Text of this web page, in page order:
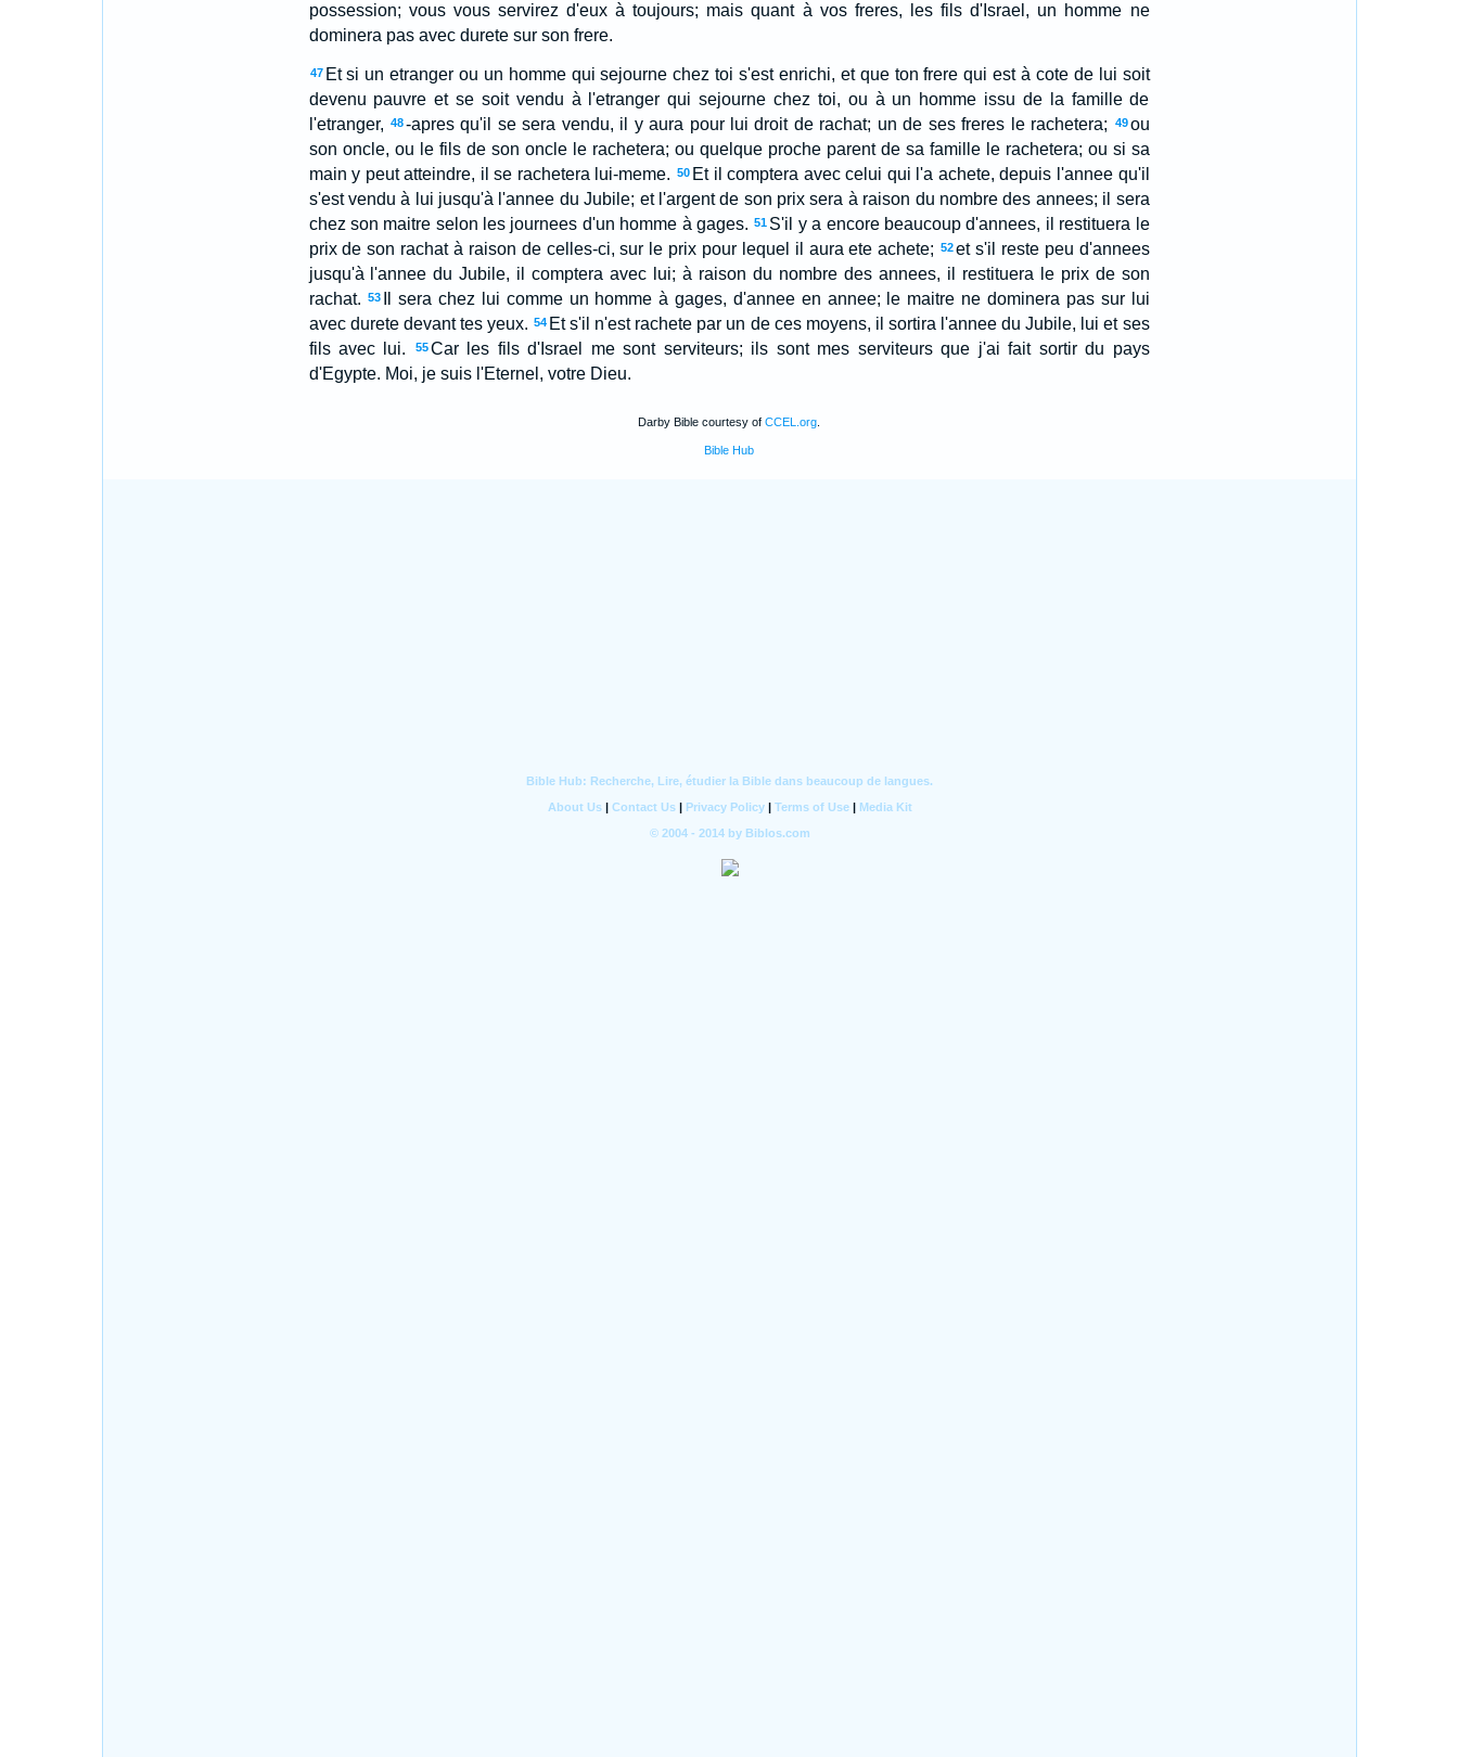
possession; vous vous servirez d'eux à toujours; mais quant à vos freres, les fils d'Israel, un homme ne
dominera pas avec durete sur son frere.
47 Et si un etranger ou un homme qui sejourne chez toi s'est enrichi, et que ton frere qui est à cote de lui soit
devenu pauvre et se soit vendu à l'etranger qui sejourne chez toi, ou à un homme issu de la famille de
l'etranger, 48-apres qu'il se sera vendu, il y aura pour lui droit de rachat; un de ses freres le rachetera; 49 ou
son oncle, ou le fils de son oncle le rachetera; ou quelque proche parent de sa famille le rachetera; ou si sa
main y peut atteindre, il se rachetera lui-meme. 50 Et il comptera avec celui qui l'a achete, depuis l'annee qu'il
s'est vendu à lui jusqu'à l'annee du Jubile; et l'argent de son prix sera à raison du nombre des annees; il sera
chez son maitre selon les journees d'un homme à gages. 51 S'il y a encore beaucoup d'annees, il restituera le
prix de son rachat à raison de celles-ci, sur le prix pour lequel il aura ete achete; 52et s'il reste peu d'annees
jusqu'à l'annee du Jubile, il comptera avec lui; à raison du nombre des annees, il restituera le prix de son
rachat.
53
Il sera chez lui comme un homme à gages, d'annee en annee; le maitre ne dominera pas sur lui
avec durete devant tes yeux. 54 Et s'il n'est rachete par un de ces moyens, il sortira l'annee du Jubile, lui et ses
fils avec lui.
55Car les fils d'Israel me sont serviteurs; ils sont mes serviteurs que j'ai fait sortir du pays
d'Egypte. Moi, je suis l'Eternel, votre Dieu.
Darby Bible courtesy of CCEL.org
Bible Hub